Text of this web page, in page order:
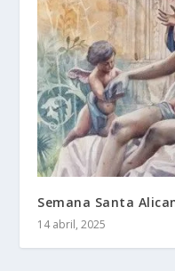
Semana Santa
14 abril, 2025